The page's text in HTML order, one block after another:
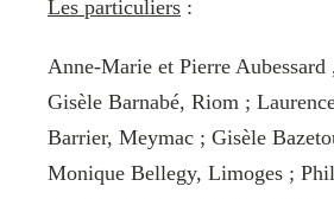
Les particuliers :
Anne-Marie et Pierre Aubessard
Gisèle Barnabé, Riom ;
Barrier, Meymac ; Gisèle
Monique Bellegy, Limoges ;